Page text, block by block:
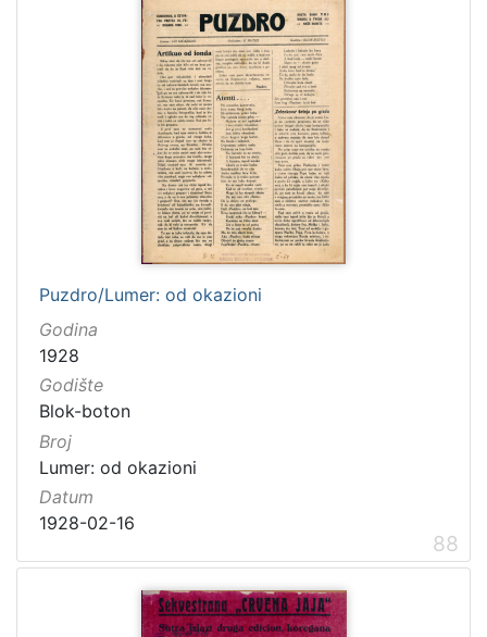
Puzdro/Lumer: od okazioni
Godina
1928
Godište
Blok-boton
Broj
Lumer: od okazioni
Datum
1928-02-16
88